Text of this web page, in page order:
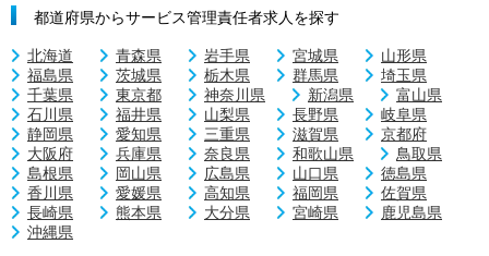
都道府県からサービス管理責任者求人を探す
北海道 青森県 岩手県 宮城県
山形県
福島県
茨城県 栃木県 群馬県
埼玉県
千葉県
東京都 神奈川県 新潟県
富山県
石川県
福井県 山梨県 長野県
岐阜県
静岡県
愛知県 三重県 滋賀県
京都府
大阪府
兵庫県 奈良県 和歌山県
鳥取県
島根県
岡山県 広島県 山口県
徳島県
香川県
愛媛県 高知県 福岡県
佐賀県
長崎県
熊本県 大分県 宮崎県
鹿児島県
沖縄県